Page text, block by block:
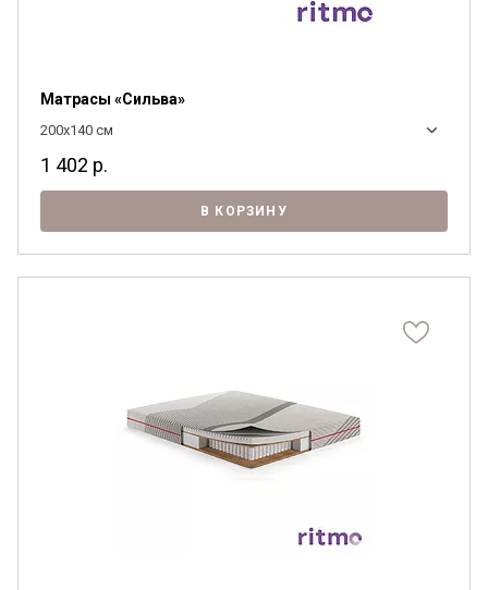
Матрасы «Сильва»
200x140 см
1 402 р.
В КОРЗИНУ